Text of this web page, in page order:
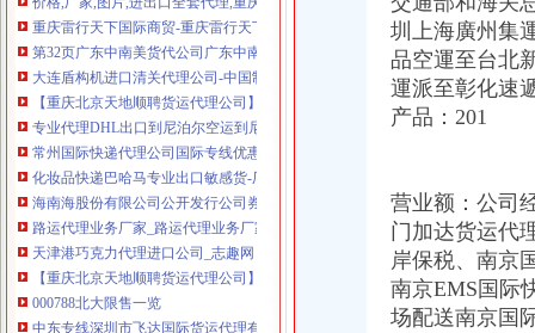
第32页广东中南美货代公司广东中南美货运代理公司黄页广东中南美
大连盾构机进口清关代理公司-中国制造交易网
【重庆北京天地顺聘货运代理公司】网点,地址,电话,营业时间-大
专业代理DHL出口到尼泊尔空运到尼泊尔EMS可接液体末,厂家推
常州国际快递代理公司国际专线优惠-常州58同城
化妆品快递巴哈马专业出口敏感货-厂家|供应商-采购国际货物运输出
海南海股份有限公司公开发行公司券募集説明书
路运代理业务厂家_路运代理业务厂家/公司-阿里巴巴公司黄页
天津港巧克力代理进口公司_志趣网
【重庆北京天地顺聘货运代理公司】网点,地址,电话,营业时间-大
000788北大限售一览
中东专线深圳市飞达国际货运代理有限公司有[公司已核实]-搜狐
郑州报关代理黄页、郑州报关代理公司名录、郑州报关代理供应商、
圳上海廣州集
品空運至台北
運派至彰化速
产品：201
营业额：公司
门加达货运代
岸保税、南京
南京EMS国际
场配送南京国